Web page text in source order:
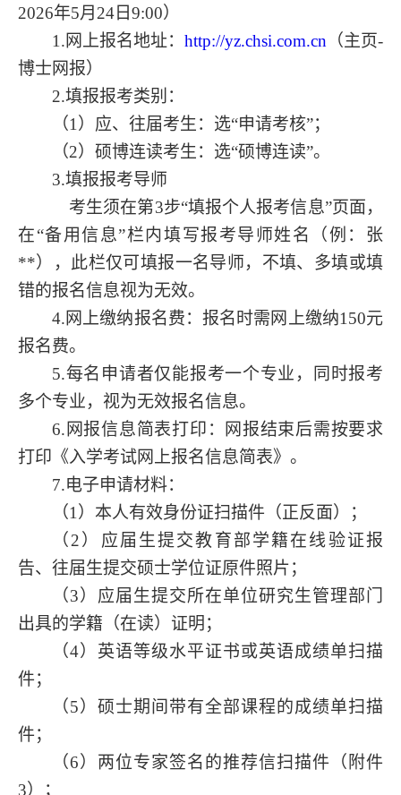
2026年5月 24日9:00）
1.网上报名地址： http://yz.chsi.com.cn （主页-
博士网报）
2.填报报考类别：
（1）应、 往届考生：选“申请考核”；
（2）硕博连读考生：选“硕博连读”。
3.填报报考导师
考生须在第3步“填报个人报考信息”页面，
在“备用信息”栏内填写报考导师姓名（例：张
**），此栏仅可填报一名导师，不填、多填或填
错的报名信息视为无效。
4.网上缴纳报名费：报名时需网上缴纳150元
报名费。
5.每名申请者仅能报考一个专业，同时报考
多个专业，视为无效报名信息。
6.网报信息简表打印：网报结束后需按要求
打印《入学考试网上报名信息简表》。
7.电子申请材料：
（1）本人有效身份证扫描件 （正反面）
；
（ 2）应届生提交教育部学籍在线验证报
告、往届生提交硕士学位证原件照片；
（3） 应届生提交所在单位研究生管理部门
出具的学籍（在读）证明；
（4）英语等级水平证书或英语成绩单扫描
件；
（5）硕士期间带有全部课程的成绩单扫描
件；
（6）两位专家签名的推荐信扫描件（附件
3）；